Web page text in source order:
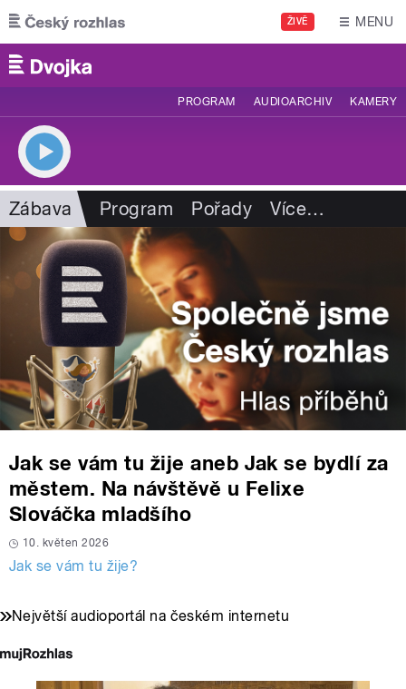
Přejít k hlavnímu obsahu
ŽIVĚ MENU
PROGRAM AUDIOARCHIV KAMERY
Zábava Program Pořady Více…
Jak se vám tu žije aneb Jak se bydlí za
městem. Na návštěvě u Felixe
Slováčka mladšího
10. květen 2026
Jak se vám tu žije?
Největší audioportál na českém internetu